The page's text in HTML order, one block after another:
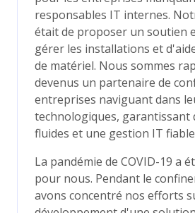
responsables IT internes.
était de proposer un soutien
gérer les installations et
de matériel. Nous sommes
devenus un partenaire de
entreprises naviguant dans
technologiques, garantissant
fluides et une gestion IT
La pandémie de COVID-19 a
pour nous. Pendant le
avons concentré nos efforts